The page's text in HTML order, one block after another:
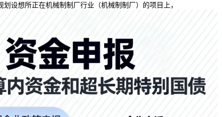
设想所正在机械制制厂行业（机械制制厂）的项目上，